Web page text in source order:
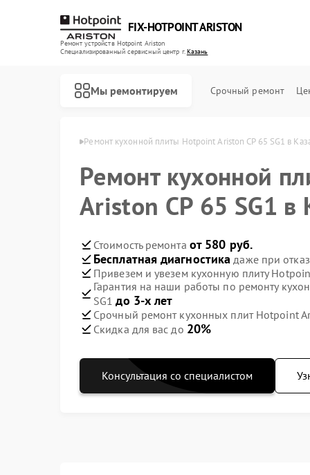
FIX-HOTPOINT ARISTON
Ремонт устройств Hotpoint Ariston
Специализированный cервисный центр г.Казань
Мы ремонтируем Срочный ремонт
Ariston в Казани Ремонт кухонной плиты Hotpoint Ariston CP 65 SG1 в
Ремонт кухонной
Ariston CP 65 SG1 в
Стоимость ремонта от 580 руб.
Бесплатная диагностика даже при
Привезем и увезем кухонную плиту
Гарантия на наши работы по ремонту
SG1до 3-х лет
Срочный ремонт кухонных плит Hotpoint
Скидка для вас до 20%
Консультация со специалистом